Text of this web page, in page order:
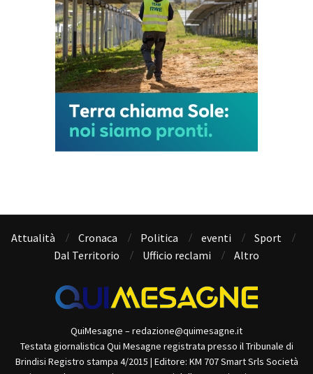
Attualità Cronaca Politica eventi
Sport
Dal Territorio
Ufficio reclami Altro
QuiMesagne – redazione@quimesagne.it
Testata giornalistica Qui Mesagne registrata presso il Tribunale di
Brindisi Registro stampa 4/2015 | Editore: KM 707 Smart Srls Società